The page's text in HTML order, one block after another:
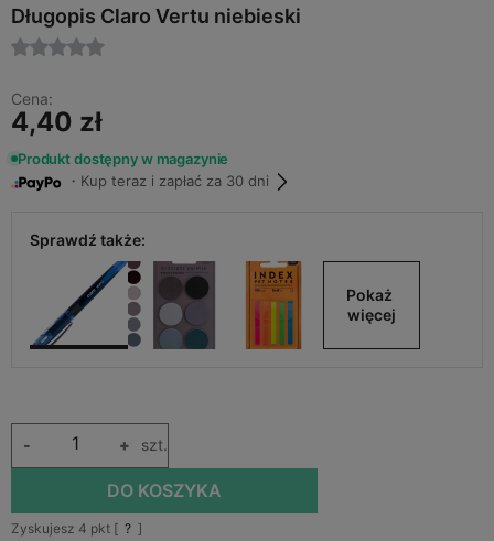
Długopis Claro Vertu niebieski
Cena:
4,40 zł
Produkt dostępny w magazynie
・Kup teraz i zapłać za 30 dni
Sprawdź także:
Pokaż
więcej
+
- szt.
DO KOSZYKA
Zyskujesz 4 pkt [ ? ]